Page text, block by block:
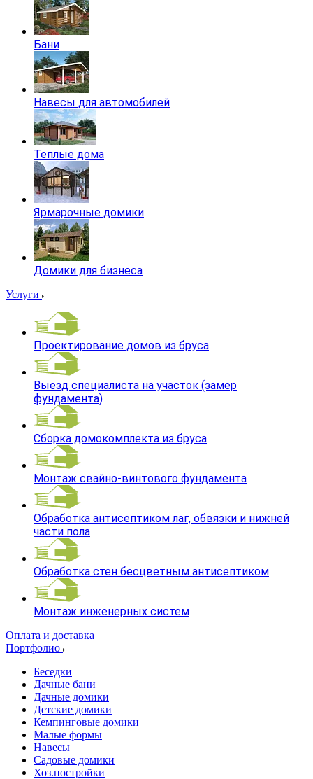
Бани
Навесы для автомобилей
Теплые дома
Ярмарочные домики
Домики для бизнеса
Услуги
Проектирование домов из бруса
Выезд специалиста на участок (замер
фундамента)
Сборка домокомплекта из бруса
Монтаж свайно-винтового фундамента
Обработка антисептиком лаг, обвязки и нижней
части пола
Обработка стен бесцветным антисептиком
Монтаж инженерных систем
Оплата и доставка
Портфолио
Беседки
Дачные бани
Дачные домики
Детские домики
Кемпинговые домики
Малые формы
Навесы
Садовые домики
Хоз.постройки